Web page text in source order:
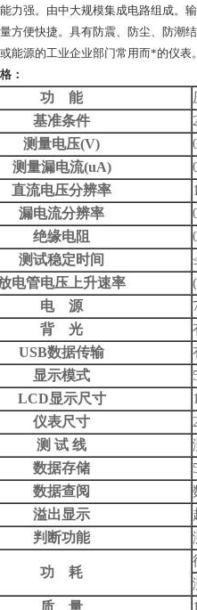
力强。 由中大规模集成电路组成。
方便快捷。具有防震、防尘、防潮
能源的工业企业部门常用而*的仪
：
功 能
基准条件
测量电压(V)
测量漏电流(uA)
直流电压分辨率
漏电流分辨率
绝缘电阻
测试稳定时间
电管电压上升速率
电 源
背 光
USB数据传输
显示模式
LCD显示尺寸
仪表尺寸
测 试 线
数据存储
数据查阅
溢出显示
判断功能
功 耗
质 量